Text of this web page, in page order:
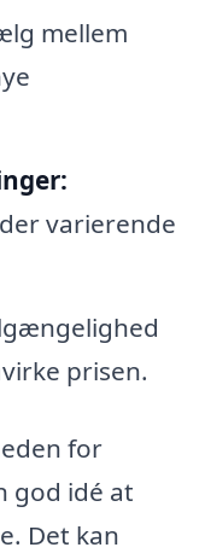
mellem
varierende
prisen.
for
god idé at
Det kan